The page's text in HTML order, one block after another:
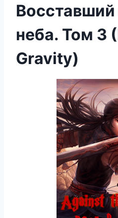
Восставший
неба. Том 3
Gravity)